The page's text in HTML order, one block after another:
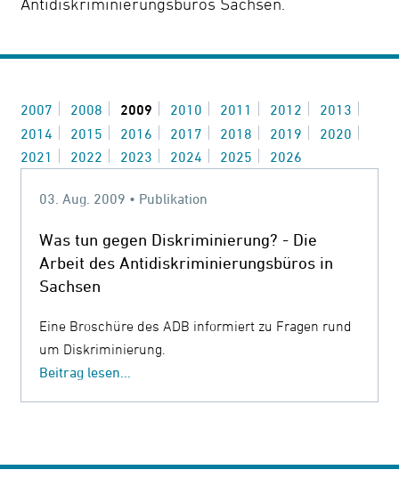
Kontakt
Kontrast
vergrößern
Sprache
Suche
2007 2008 2009 2010 2011 2012
2013
2014
2015 2016 2017 2018 2019
2020
2021
2022 2023 2024 2025 2026
03. Aug. 2009 • Publikation
Was tun gegen Diskriminierung? - Die
Arbeit des Antidiskriminierungsbüros in
Sachsen
Eine Broschüre des ADB informiert zu Fragen rund
um Diskriminierung.
Beitrag lesen...